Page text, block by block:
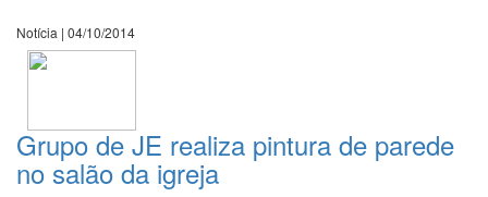
Notícia | 04/10/2014
Grupo de JE realiza pintura de parede
no salão da igreja